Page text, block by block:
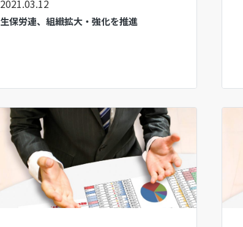
2021.03.12
生保労連、組織拡大・強化を推進